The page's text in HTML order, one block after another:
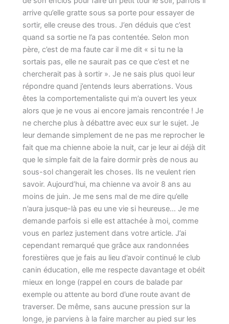
arrive qu’elle gratte sous sa porte pour essayer de
sortir, elle creuse des trous. J’en déduis que c’est
quand sa sortie ne l’a pas contentée. Selon mon
père, c’est de ma faute car il me dit « si tu ne la
sortais pas, elle ne saurait pas ce que c’est et ne
chercherait pas à sortir ». Je ne sais plus quoi leur
répondre quand j’entends leurs aberrations. Vous
êtes la comportementaliste qui m’a ouvert les yeux
alors que je ne vous ai encore jamais rencontrée ! Je
ne cherche plus à débattre avec eux sur le sujet. Je
leur demande simplement de ne pas me reprocher le
fait que ma chienne aboie la nuit, car je leur ai déjà dit
que le simple fait de la faire dormir près de nous au
sous-sol changerait les choses. Ils ne veulent rien
savoir. Aujourd’hui, ma chienne va avoir 8 ans au
moins de juin. Je me sens mal de me dire qu’elle
n’aura jusque-là pas eu une vie si heureuse… Je me
demande parfois si elle est attachée à moi, comme
vous en parlez justement dans votre article. J’ai
cependant remarqué que grâce aux randonnées
forestières que je fais au lieu d’avoir continué le club
canin éducation, elle me respecte davantage et obéit
mieux en longe (rappel en cours de balade par
exemple ou attente au bord d’une route avant de
traverser. De même, sans aucune pression sur la
longe, je parviens à la faire marcher au pied sur les